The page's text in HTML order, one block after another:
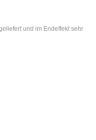
und im Endeffekt sehr